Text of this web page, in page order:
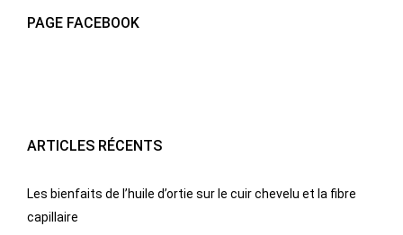
PAGE FACEBOOK
ARTICLES RÉCENTS
Les bienfaits de l’huile d’ortie sur le cuir chevelu et la fibre
capillaire